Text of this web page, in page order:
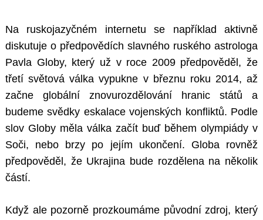
Na ruskojazyčném internetu se například aktivně
diskutuje o předpovědích slavného ruského astrologa
Pavla Globy, který už v roce 2009 předpověděl, že
třetí světová válka vypukne v březnu roku 2014, až
začne globální znovurozdělování hranic států a
budeme svědky eskalace vojenských konfliktů. Podle
slov Globy měla válka začít buď během olympiády v
Soči, nebo brzy po jejím ukončení. Globa rovněž
předpověděl, že Ukrajina bude rozdělena na několik
částí.
Když ale pozorně prozkoumáme původní zdroj, který